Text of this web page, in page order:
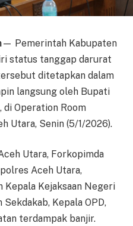
— Pemerintah Kabupaten
status tanggap darurat
ditetapkan dalam
langsung oleh Bupati
di Operation Room
Utara, Senin (5/1/2026).
Utara, Forkopimda
Aceh Utara,
Kepala Kejaksaan Negeri
Kepala OPD,
terdampak banjir.